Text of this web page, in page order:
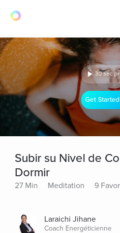
30 sec
Get
Subir su Nivel de
Dormir
27 Min Meditation 9
Laraichi Jihane
Coach Energéticienne